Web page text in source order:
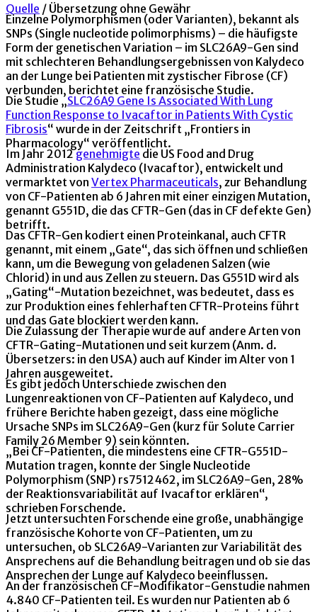
Quelle / Übersetzung ohne Gewähr
Einzelne Polymorphismen (oder Varianten), bekannt als
SNPs (Single nucleotide polimorphisms) – die häufigste
Form der genetischen Variation – im SLC26A9-Gen sind
mit schlechteren Behandlungsergebnissen von Kalydeco
an der Lunge bei Patienten mit zystischer Fibrose (CF)
verbunden, berichtet eine französische Studie.
Die Studie „SLC26A9 Gene Is Associated With Lung
Function Response to Ivacaftor in Patients With Cystic
Fibrosis“ wurde in der Zeitschrift „Frontiers in
Pharmacology“ veröffentlicht.
Im Jahr 2012genehmigte die US Food and Drug
Administration Kalydeco (Ivacaftor), entwickelt und
vermarktet von Vertex Pharmaceuticals, zur Behandlung
von CF-Patienten ab 6 Jahren mit einer einzigen Mutation,
genannt G551D, die das CFTR-Gen (das in CF defekte Gen)
betrifft.
Das CFTR-Gen kodiert einen Proteinkanal, auch CFTR
genannt, mit einem „Gate“, das sich öffnen und schließen
kann, um die Bewegung von geladenen Salzen (wie
Chlorid) in und aus Zellen zu steuern. Das G551D wird als
„Gating“-Mutation bezeichnet, was bedeutet, dass es
zur Produktion eines fehlerhaften CFTR-Proteins führt
und das Gate blockiert werden kann.
Die Zulassung der Therapie wurde auf andere Arten von
CFTR-Gating-Mutationen und seit kurzem (Anm. d.
Übersetzers: in den USA) auch auf Kinder im Alter von 1
Jahren ausgeweitet.
Es gibt jedoch Unterschiede zwischen den
Lungenreaktionen von CF-Patienten auf Kalydeco, und
frühere Berichte haben gezeigt, dass eine mögliche
Ursache SNPs im SLC26A9-Gen (kurz für Solute Carrier
Family 26 Member 9) sein könnten.
„Bei CF-Patienten, die mindestens eine CFTR-G551D-
Mutation tragen, konnte der Single Nucleotide
Polymorphism (SNP) rs7512462, im SLC26A9-Gen, 28%
der Reaktionsvariabilität auf Ivacaftor erklären“,
schrieben Forschende.
Jetzt untersuchten Forschende eine große, unabhängige
französische Kohorte von CF-Patienten, um zu
untersuchen, ob SLC26A9-Varianten zur Variabilität des
Ansprechens auf die Behandlung beitragen und ob sie das
Ansprechen der Lunge auf Kalydeco beeinflussen.
An der französischen CF-Modifikator-Genstudie nahmen
4.840 CF-Patienten teil. Es wurden nur Patienten ab 6